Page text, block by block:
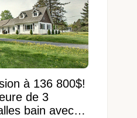
à 136 800$!
de 3
bain avec